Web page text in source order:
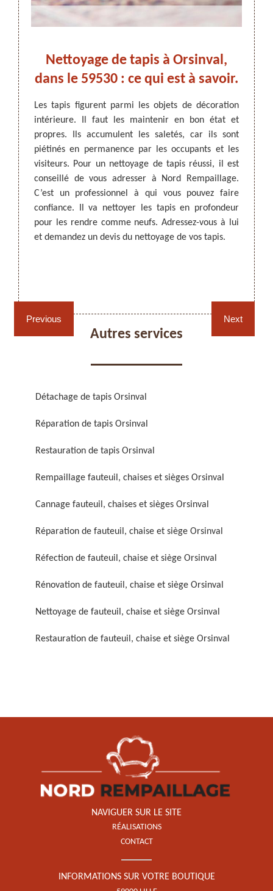
ARTISAN DEZITTER, REMPAILLAGE -
CANNAGE - RECOLLAGE, 59 NORD
chaises et sièges 59
Cannage fauteuil, chaises
et sièges 59
chaise et siège 59
Rénovation de fauteuil,
Nettoyage de fauteuil,
Previous
et
de
et
des
les
le et
Nettoyage de tapis à Orsinval,
dans le 59530 : ce qui est à savoir.
Les tapis figurent parmi les objets de décoration
intérieure. Il faut les maintenir en bon état et
propres. Ils accumulent les saletés, car ils sont
piétinés en permanence par les occupants et les
visiteurs. Pour un nettoyage de tapis réussi, il est
conseillé de vous adresser à Nord Rempaillage.
C’est un professionnel à qui vous pouvez faire
confiance. Il va nettoyer les tapis en profondeur
pour les rendre comme neufs. Adressez-vous à lui
et demandez un devis du nettoyage de vos tapis.
Les
les
il
faire
site
de
Next
Autres services
Détachage de tapis Orsinval
Réparation de tapis Orsinval
Restauration de tapis Orsinval
Rempaillage fauteuil, chaises et sièges Orsinval
Cannage fauteuil, chaises et sièges Orsinval
Réparation de fauteuil, chaise et siège Orsinval
Réfection de fauteuil, chaise et siège Orsinval
Rénovation de fauteuil, chaise et siège Orsinval
Nettoyage de fauteuil, chaise et siège Orsinval
Restauration de fauteuil, chaise et siège Orsinval
NAVIGUER SUR LE SITE
RÉALISATIONS
CONTACT
INFORMATIONS SUR VOTRE BOUTIQUE